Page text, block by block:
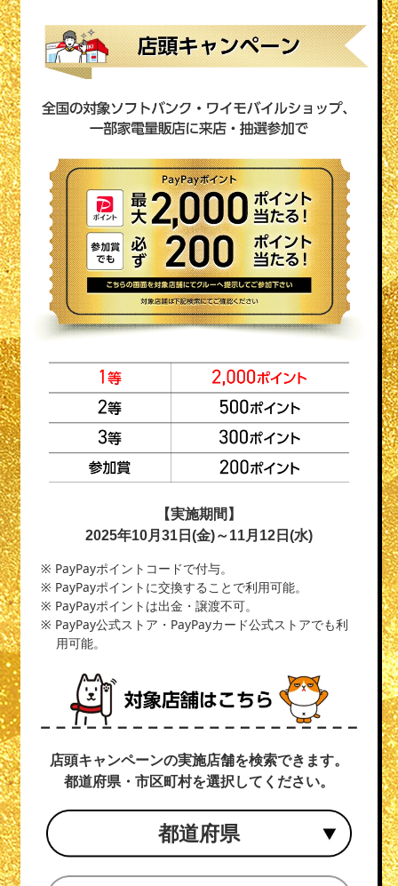
【実施期間】
2025年10月31日(金)～11月12日(水)
※ PayPayポイントコードで付与。
※ PayPayポイントに交換することで利用可能。
※ PayPayポイントは出金・譲渡不可。
※ PayPay公式ストア・PayPayカード公式ストアでも利
用可能。
店頭キャンペーンの実施店舗を検索できます。
都道府県・市区町村を選択してください。
都道府県